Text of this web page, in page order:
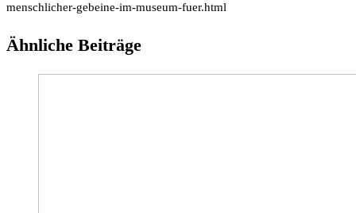
menschlicher-gebeine-im-museum-fuer.html
Ähnliche Beiträge